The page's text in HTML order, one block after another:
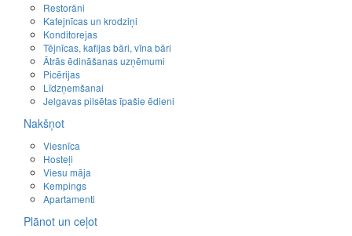
Restorāni
Kafejnīcas un krodziņi
Konditorejas
Tējnīcas, kafijas bāri, vīna bāri
Ātrās ēdināšanas uzņēmumi
Picērijas
Līdzņemšanai
Jelgavas pilsētas īpašie ēdieni
Nakšņot
Viesnīca
Hosteļi
Viesu māja
Kempings
Apartamenti
Plānot un ceļot